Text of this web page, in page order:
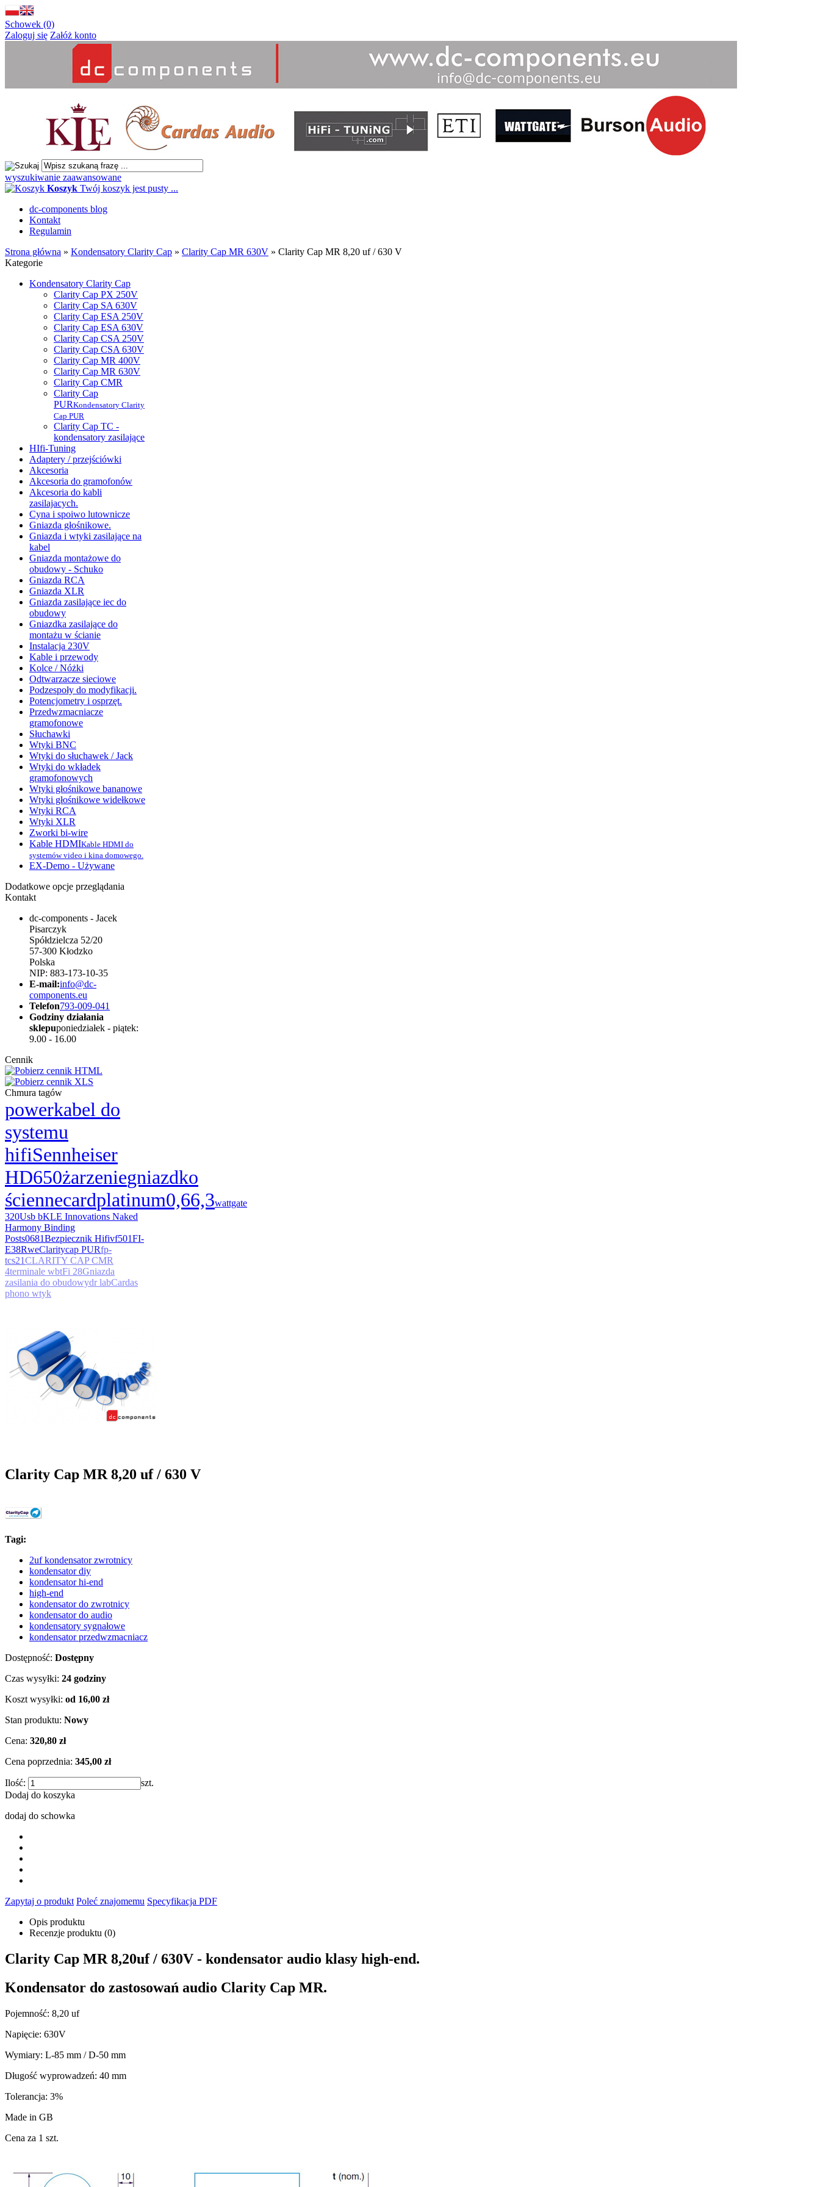
Schowek (0)
Zaloguj się Załóż konto
wyszukiwanie zaawansowane
Koszyk Twój koszyk jest pusty ...
dc-components blog
Kontakt
Regulamin
Strona główna » Kondensatory Clarity Cap » Clarity Cap MR 630V » Clarity Cap MR 8,20 uf / 630 V
Kategorie
Kondensatory Clarity Cap
Clarity Cap PX 250V
Clarity Cap SA 630V
Clarity Cap ESA 250V
Clarity Cap ESA 630V
Clarity Cap CSA 250V
Clarity Cap CSA 630V
Clarity Cap MR 400V
Clarity Cap MR 630V
Clarity Cap CMR
Clarity Cap
PURKondensatory Clarity
Cap PUR
Clarity Cap TC -
kondensatory zasilające
HIfi-Tuning
Adaptery / przejściówki
Akcesoria
Akcesoria do gramofonów
Akcesoria do kabli
zasilajacych.
Cyna i spoiwo lutownicze
Gniazda głośnikowe.
Gniazda i wtyki zasilające na
kabel
Gniazda montażowe do
obudowy - Schuko
Gniazda RCA
Gniazda XLR
Gniazda zasilające iec do
obudowy
Gniazdka zasilające do
montażu w ścianie
Instalacja 230V
Kable i przewody
Kolce / Nóżki
Odtwarzacze sieciowe
Podzespoły do modyfikacji.
Potencjometry i osprzęt.
Przedwzmacniacze
gramofonowe
Słuchawki
Wtyki BNC
Wtyki do słuchawek / Jack
Wtyki do wkładek
gramofonowych
Wtyki głośnikowe bananowe
Wtyki głośnikowe widełkowe
Wtyki RCA
Wtyki XLR
Zworki bi-wire
Kable HDMIKable HDMI do
systemów video i kina domowego.
EX-Demo - Używane
Dodatkowe opcje przeglądania
Kontakt
dc-components - Jacek
Pisarczyk
Spółdzielcza 52/20
57-300 Kłodzko
Polska
NIP: 883-173-10-35
E-mail:info@dc-
components.eu
Telefon793-009-041
Godziny działania
sklepuponiedziałek - piątek:
9.00 - 16.00
Cennik
Chmura tagów
powerkabel do
systemu
hifiSennheiser
HD650żarzeniegniazdko
ściennecardplatinum0,66,3wattgate
320Usb bKLE Innovations Naked
Harmony Binding
Posts0681Bezpiecznik Hifivf501FI-
E38RweClaritycap PURfp-
tcs21CLARITY CAP CMR
4terminale wbtFi 28Gniazda
zasilania do obudowydr labCardas
phono wtyk
Clarity Cap MR 8,20 uf / 630 V
Tagi:
2uf kondensator zwrotnicy
kondensator diy
kondensator hi-end
high-end
kondensator do zwrotnicy
kondensator do audio
kondensatory sygnałowe
kondensator przedwzmacniacz
Dostępność: Dostępny
Czas wysyłki: 24 godziny
Koszt wysyłki: od 16,00 zł
Stan produktu: Nowy
Cena: 320,80 zł
Cena poprzednia: 345,00 zł
Ilość:
szt.
Dodaj do koszyka
dodaj do schowka
Zapytaj o produkt Poleć znajomemu Specyfikacja PDF
Opis produktu
Recenzje produktu (0)
Clarity Cap MR 8,20uf / 630V - kondensator audio klasy high-end.
Kondensator do zastosowań audio Clarity Cap MR.
Pojemność: 8,20 uf
Napięcie: 630V
Wymiary: L-85 mm / D-50 mm
Długość wyprowadzeń: 40 mm
Tolerancja: 3%
Made in GB
Cena za 1 szt.